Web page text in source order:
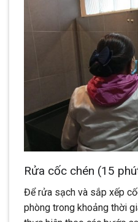
Rửa cốc chén (15
Để rửa sạch và sắp xếp
phòng trong khoảng thời